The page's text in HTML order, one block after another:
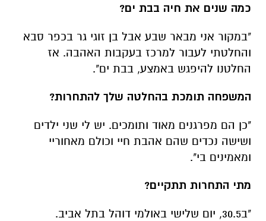
כמה שנים את חיה בבת ים?
"במקור אני מבאר שבע אבל בן זוגי גר בכפר סבא
והחלטתי לעבור למרכז בעקבות האהבה. אז
החלטנו להיפגש באמצע, בבת ים".
המשפחה תומכת בהחלטה שלך להתחרות?
"כן הם מפרגנים מאוד ותומכים. יש לי שני ילדים
ושישה נכדים שהם אהבת חיי וכולם מאחוריי
ומאמינים בי".
מתי התחרות תתקיים?
"ב30.5, יום שלישי באולמי דוהל בתל אביב.